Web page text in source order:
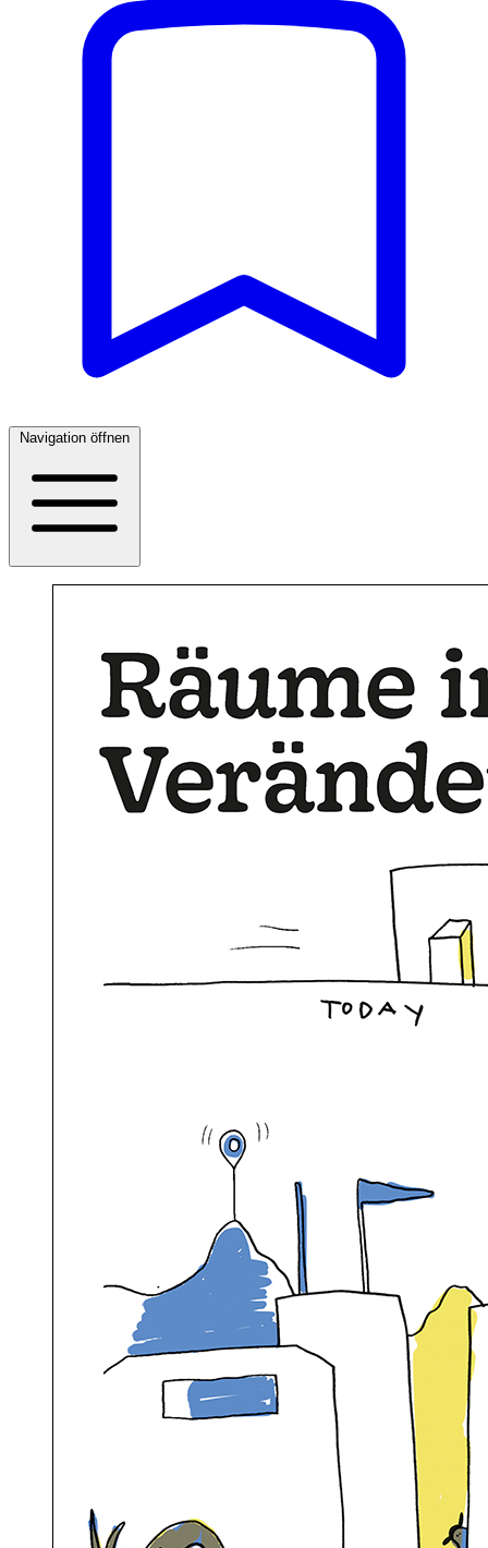
Navigation öffnen